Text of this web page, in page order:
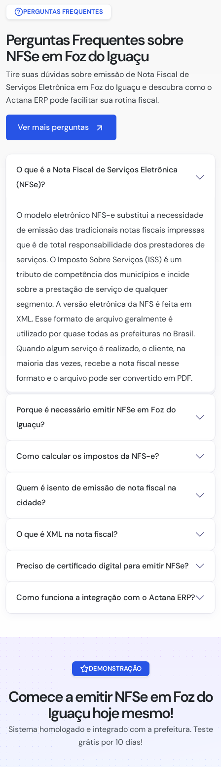
PERGUNTAS FREQUENTES
Perguntas Frequentes sobre
NFSe em Foz do Iguaçu
Tire suas dúvidas sobre emissão de Nota Fiscal de
Serviços Eletrônica em Foz do Iguaçu e descubra como o
Actana ERP pode facilitar sua rotina fiscal.
Ver mais perguntas
O que é a Nota Fiscal de Serviços Eletrônica
(NFSe)?
O modelo eletrônico NFS-e substitui a necessidade
de emissão das tradicionais notas fiscais impressas
que é de total responsabilidade dos prestadores de
serviços. O Imposto Sobre Serviços (ISS) é um
tributo de competência dos municípios e incide
sobre a prestação de serviço de qualquer
segmento. A versão eletrônica da NFS é feita em
XML. Esse formato de arquivo geralmente é
utilizado por quase todas as prefeituras no Brasil.
Quando algum serviço é realizado, o cliente, na
maioria das vezes, recebe a nota fiscal nesse
formato e o arquivo pode ser convertido em PDF.
Porque é necessário emitir NFSe em Foz do
Iguaçu?
Como calcular os impostos da NFS-e?
Quem é isento de emissão de nota fiscal na
cidade?
O que é XML na nota fiscal?
Preciso de certificado digital para emitir NFSe?
Como funciona a integração com o Actana ERP?
DEMONSTRAÇÃO
Comece a emitir NFSe em Foz do
Iguaçu hoje mesmo!
Sistema homologado e integrado com a prefeitura. Teste
grátis por 10 dias!